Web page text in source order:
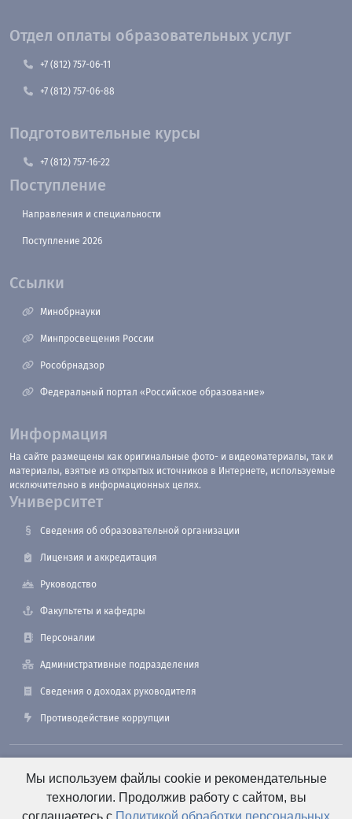
Отдел оплаты образовательных услуг
+7 (812) 757-06-11
+7 (812) 757-06-88
Подготовительные курсы
+7 (812) 757-16-22
Поступление
Направления и специальности
Поступление 2026
Ссылки
Минобрнауки
Минпросвещения России
Рособрнадзор
Федеральный портал «Российское образование»
Информация
На сайте размещены как оригинальные фото- и видеоматериалы, так и
материалы, взятые из открытых источников в Интернете, используемые
исключительно в информационных целях.
Университет
Сведения об образовательной организации
Лицензия и аккредитация
Руководство
Факультеты и кафедры
Персоналии
Административные подразделения
Сведения о доходах руководителя
Противодействие коррупции
190121, Санкт-Петербург, ул. Лоцманская, 3
Мы используем файлы cookie и рекомендательные
технологии. Продолжив работу с сайтом, вы
соглашаетесь с Политикой обработки персональных